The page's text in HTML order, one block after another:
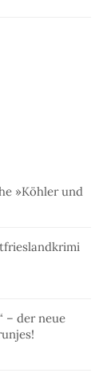
»Köhler und
– der neue